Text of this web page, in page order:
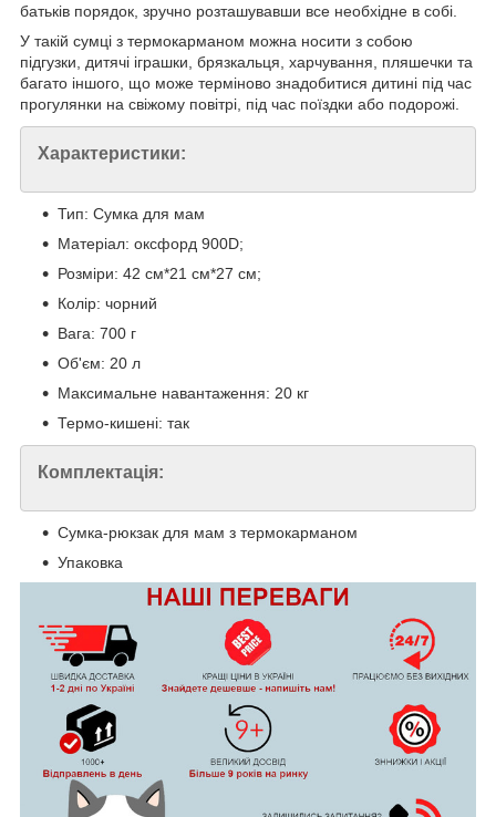
батьків порядок, зручно розташувавши все необхідне в собі.
У такій сумці з термокарманом можна носити з собою
підгузки, дитячі іграшки, брязкальця, харчування, пляшечки та
багато іншого, що може терміново знадобитися дитині під час
прогулянки на свіжому повітрі, під час поїздки або подорожі.
Характеристики:
Тип: Сумка для мам
Матеріал: оксфорд 900D;
Розміри: 42 см*21 см*27 см;
Колір: чорний
Вага: 700 г
Об'єм: 20 л
Максимальне навантаження: 20 кг
Термо-кишені: так
Комплектація:
Сумка-рюкзак для мам з термокарманом
Упаковка